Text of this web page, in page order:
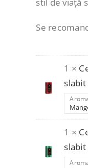
stil de viață
Se
1 ×
slabit
1 ×
slabit